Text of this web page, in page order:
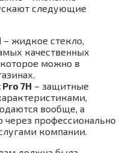
следующие
– жидкое стекло,
качественных
можно в
7H – защитные
вообще, а
через профессионально
компании.